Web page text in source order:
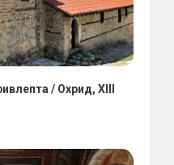
/ Охрид, XIII